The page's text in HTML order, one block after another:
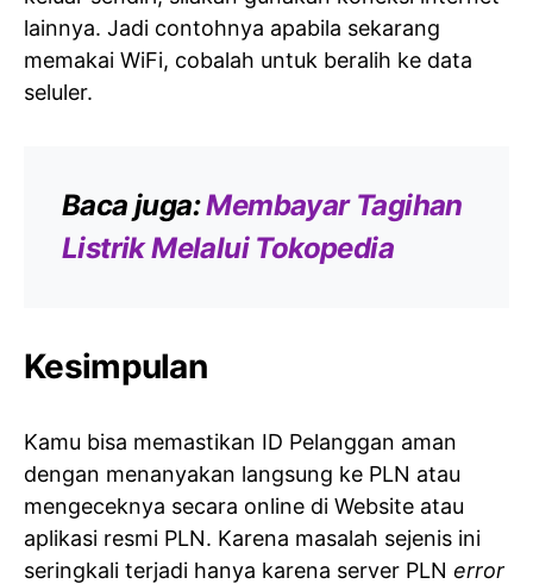
lainnya. Jadi contohnya apabila sekarang
memakai WiFi, cobalah untuk beralih ke data
seluler.
Baca juga:Membayar Tagihan
Listrik Melalui Tokopedia
Kesimpulan
Kamu bisa memastikan ID Pelanggan aman
dengan menanyakan langsung ke PLN atau
mengeceknya secara online di Website atau
aplikasi resmi PLN. Karena masalah sejenis ini
seringkali terjadi hanya karena server PLN error